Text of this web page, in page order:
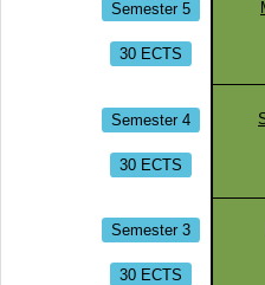
Semester 5
30 ECTS
Semester 4
30 ECTS
Semester 3
30 ECTS